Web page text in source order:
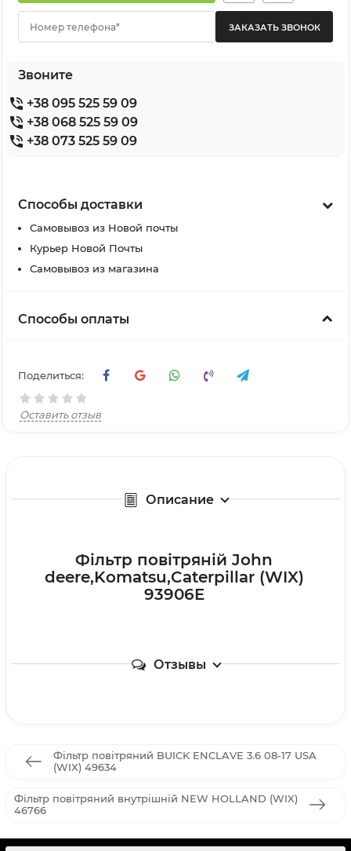
Номер телефона*
Звоните
+38 095 525 59 09
+38 068 525 59 09
+38 073 525 59 09
Способы доставки
Самовывоз из Новой почты
Курьер Новой Почты
Самовывоз из магазина
Способы оплаты
Поделиться:
Оставить отзыв
Описание
Фільтр повітряній John
deere,Komatsu,Caterpillar (WIX)
93906E
Отзывы
Фільтр повітряний BUICK ENCLAVE 3.6 08-17 USA
(WIX) 49634
Фільтр повітряний внутрішній NEW HOLLAND (WIX)
46766